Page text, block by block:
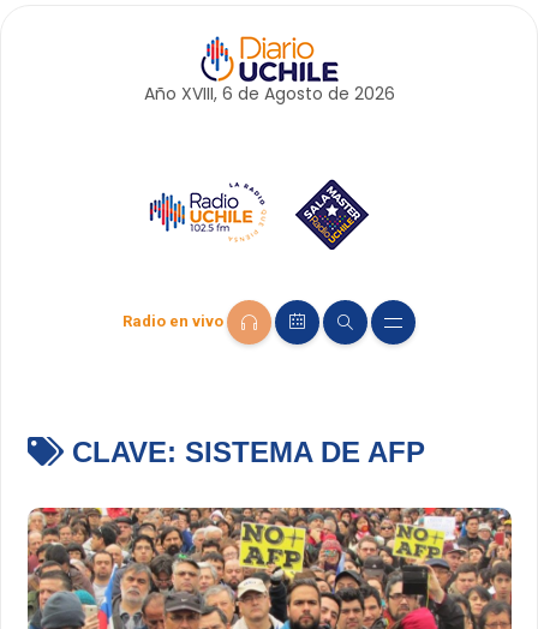
Año XVIII, 6 de Agosto de 2026
Radio en vivo
CLAVE: SISTEMA DE AFP